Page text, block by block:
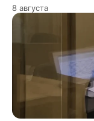
8 августа